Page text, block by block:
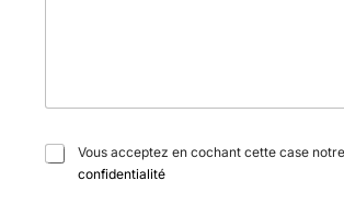
C
Vous acceptez en cochant cette case notre
confidentialité